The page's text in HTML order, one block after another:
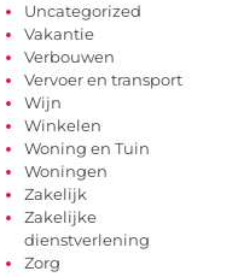
Uncategorized
Vakantie
Verbouwen
Vervoer en transport
Wijn
Winkelen
Woning en Tuin
Woningen
Zakelijk
Zakelijke
dienstverlening
Zorg